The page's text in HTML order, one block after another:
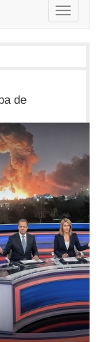
Toggle
de